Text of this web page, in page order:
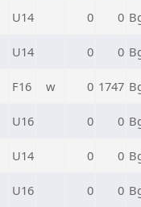
U14 0 0
U14 0 0
F16 w 0 1747
U16 0 0
U14 0 0
U16 0 0